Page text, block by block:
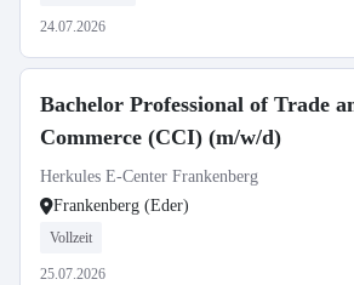
24.07.2026
Bachelor Professional of Trade
Commerce (CCI) (m/w/d)
Herkules E-Center Frankenberg
Frankenberg (Eder)
Vollzeit
25.07.2026